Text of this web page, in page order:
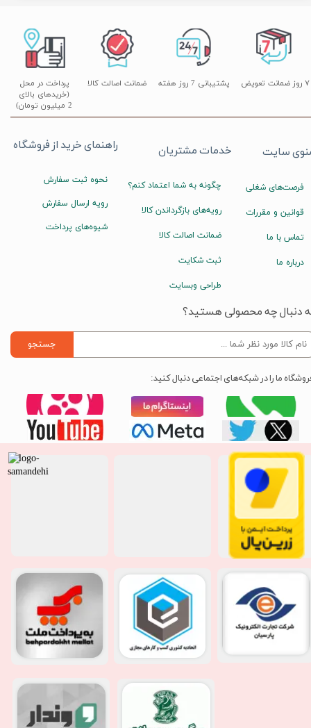
پشتیبانی 7 روز هفته
پرداخت در محل
(خریدهای بالای
2 میلیون تومان)
۷ روز ضمانت تعویض ضمانت اصالت کالا
راهنمای خرید از فروشگاه
نحوه ثبت سفارش
رویه ارسال سفارش
شیوه‌های پرداخت
خدمات مشتریان
چگونه به شما اعتماد کنم؟
رویه‌های بازگرداندن کالا
ضمانت اصالت کالا
ثبت شکایت
طراحی وبسایت
سایت
فرصت‌های شغلی
قوانین و مقررات
تماس با ما
درباره ما
دنبال چه محصولی هستید؟
جستجو
ما را در شبکه‌های اجتماعی دنبال کنید: